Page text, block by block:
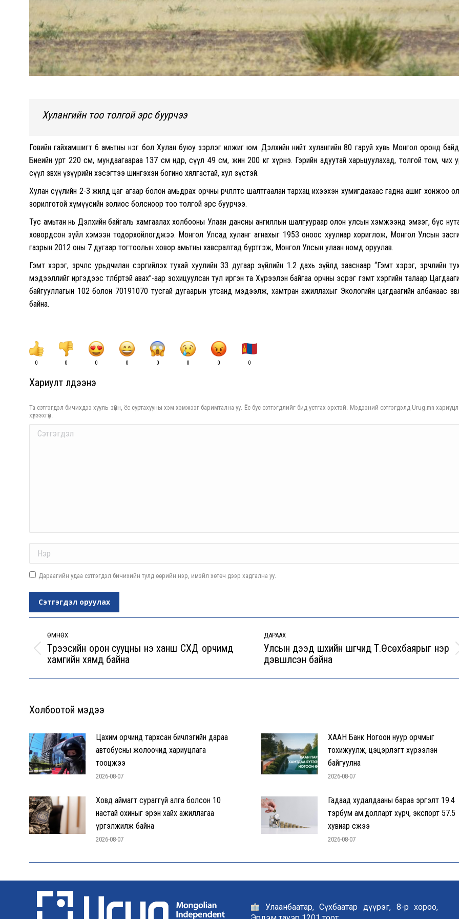
Хулангийн тоо толгой эрс буурчээ
Говийн гайхамшигт 6 амьтны нэг бол Хулан буюу зэрлэг илжиг юм. Дэлхийн нийт хулангийн 80 гаруй хувь Монгол оронд
Биеийн урт 220 см, мундаагаараа 137 см өндөр, сүүл 49 см, жин 200 кг хүрнэ. Гэрийн адуутай харьцуулахад, толгой том, чих
сүүл зөвхөн үзүүрийн хэсэгтээ шингэхэн богино хялгастай, хул зүстэй.
Хулан сүүлийн 2-3 жилд цаг агаар болон амьдрах орчны өөрчлөлтөөс шалтгаалан тархац ихээхэн хумигдахаас гадна ашиг хонжоо
зорилготой хүмүүсийн золиос болсноор тоо толгой эрс буурчээ.
Тус амьтан нь Дэлхийн байгаль хамгаалах холбооны Улаан дансны ангиллын шалгуураар олон улсын хэмжээнд эмзэг, бүс
ховордсон зүйл хэмээн тодорхойлогджээ. Монгол Улсад хуланг агнахыг 1953 оноос хуулиар хориглож, Монгол Улсын
газрын 2012 оны 7 дугаар тогтоолын ховор амьтны хавсралтад бүртгэж, Монгол Улсын улаан номд оруулав.
Гэмт хэрэг, зөрчлөөс урьдчилан сэргийлэх тухай хуулийн 33 дугаар зүйлийн 1.2 дахь зүйлд зааснаар “Гэмт хэрэг, зөрчлийн
мэдээллийг иргэдээс төлбөртэй авах”-аар зохицуулсан тул иргэн та Хүрээлэн байгаа орчны эсрэг гэмт хэргийн талаар
байгууллагын 102 болон 70191070 тусгай дугаарын утсанд мэдээлж, хамтран ажиллахыг Экологийн цагдаагийн албанаас
байна.
0 0 0 0 0 0 0 0
Хариулт үлдээнэ үү
Та сэтгэгдэл бичихдээ хууль зүйн, ёс суртахууны хэм хэмжээг баримтална уу. Ёс бус сэтгэгдлийг бид устгах эрхтэй. Мэдээний сэтгэгдэлд Urug.mn
хүлээхгүй.
Comment
Дараагийн удаа сэтгэгдэл бичихийн тулд өөрийн нэр, имэйл хөтөч дээр хадгална уу.
Сэтгэгдэл оруулах
navigation
ӨМНӨХ
Previous
Түрээсийн орон сууцны үнэ ханш СХД орчимд
хамгийн хямд байна
ДАРААХ
Next
post:
Улсын дээд шүүхийн шүүгчид Т.Өсөхбаярыг нэр
дэвшүүлсэн байна
Холбоотой мэдээ
Цахим орчинд тархсан бичлэгийн дараа
автобусны жолоочид хариуцлага
тооцжээ
2026-08-07
ХААН Банк Ногоон нуур орчмыг
тохижуулж, цэцэрлэгт хүрээлэн
байгуулна
2026-08-07
Ховд аймагт сураггүй алга болсон 10
настай охиныг эрэн хайх ажиллагаа
үргэлжилж байна
2026-08-07
Гадаад худалдааны бараа эргэлт 19.4
тэрбум ам.долларт хүрч, экспорт 57.5
хувиар өсжээ
2026-08-07
Улаанбаатар, Сүхбаатар дүүрэг, 8-р хороо,